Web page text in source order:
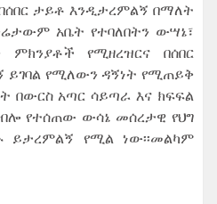
ታይቶ እንዲታረምልኝ በማለት
አቤት የተባለበትን ውሣኔ፣
የሚዘረዝርና በሰበር
የሚለውን ዳኝነት የሚጠይቅ
በውርስ አጣር ሳይጣራ እና ክፍፍል
የተሰጠው ውሳኔ መሰረታዊ የህግ
ይታረምልኝ የሚል ነው፡፡መልካም